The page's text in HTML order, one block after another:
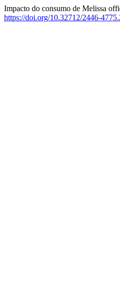
Impacto do consumo de Melissa
https://doi.org/10.32712/2446-